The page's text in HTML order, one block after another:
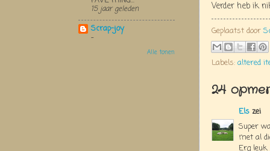
Verder heb ik
Geplaatst door
Labels: altered
24
Els zei
Super
met al
Erg leuk
15 jaar geleden
Scrap-joy
-
Alle tonen